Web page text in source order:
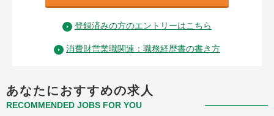
登録済みの方のエントリーはこちら
消費財営業職関連：職務経歴書の書き方
あなたにおすすめの求人
RECOMMENDED JOBS FOR YOU